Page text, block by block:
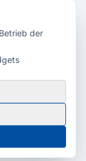
dieMedienagentur
Impressum
der